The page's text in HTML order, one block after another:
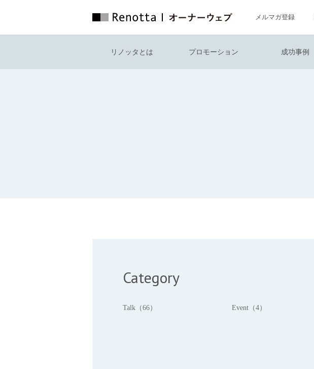
メルマガ登録
リノッタとは プロモーション 成功事例
Category
Talk（66） Event（4）